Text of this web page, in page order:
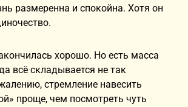
размеренна и спокойна. Хотя он
хорошо. Но есть масса
всё складывается не так
стремление навесить
проще, чем посмотреть чуть